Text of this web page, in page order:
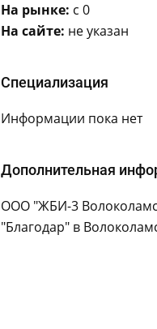
На рынке: с 0
На сайте: не указан
Специализация
Информации пока нет
Дополнительная
ООО "ЖБИ-3
"Благодар" в